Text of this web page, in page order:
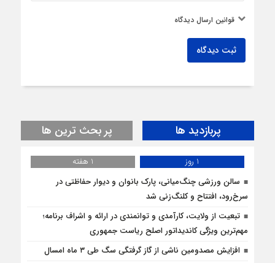
قوانین ارسال دیدگاه
ثبت دیدگاه
پربازدید ها پر بحث ترین ها
1 روز
1 هفته
سالن ورزشی چنگ‌میانی، پارک بانوان و دیوار حفاظتی در
سرخ‌رود، افتتاح و کلنگ‌زنی شد
تبعیت از ولایت، کارآمدی و توانمندی در ارائه و اشراف برنامه؛
مهم‌ترین ویژگی کاندیداتور اصلح ریاست جمهوری
افزایش مصدومین ناشی از گاز گرفتگی سگ طی ۳ ماه امسال